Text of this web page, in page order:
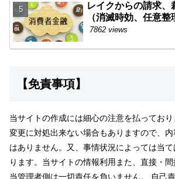
レイクからの請求、
（消滅時効、任意整
7862 views
【免責事項】
当サイトの作成には細心の注意を払ってお
変更に対処出来ない場合もありますので、
はありません。又、事情状況によっては当
ります。当サイトの情報利用また、直接・
当管理者側は一切責任を負いません。 自己